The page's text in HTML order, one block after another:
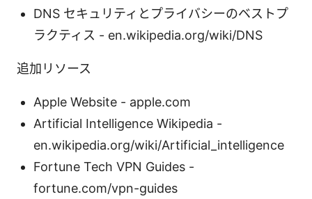
DNS セキュリティとプライバシーのベストプ
ラクティス - en.wikipedia.org/wiki/DNS
追加リソース
Apple Website - apple.com
Artificial Intelligence Wikipedia -
en.wikipedia.org/wiki/Artificial_intelligence
Fortune Tech VPN Guides -
fortune.com/vpn-guides